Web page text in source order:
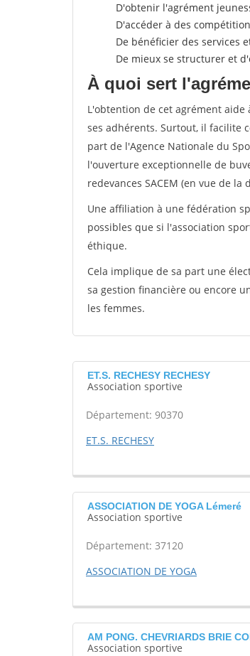
D'obtenir l'agrément
D'accéder à des
De bénéficier des services
De mieux se structurer et
À quoi sert
L'obtention de cet agrément
ses adhérents. Surtout, il facilite
part de l'Agence Nationale du
l'ouverture exceptionnelle de
redevances SACEM (en vue de
Une affiliation à une fédération
possibles que si l'association
éthique.
Cela implique de sa part une
sa gestion financière ou encore
les femmes.
ET.S. RECHESY RECHESY
Association sportive
Département: 90370
ET.S. RECHESY
ASSOCIATION DE YOGA Lémeré
Association sportive
Département: 37120
ASSOCIATION DE YOGA
AM PONG. CHEVRIARDS BRIE
Association sportive